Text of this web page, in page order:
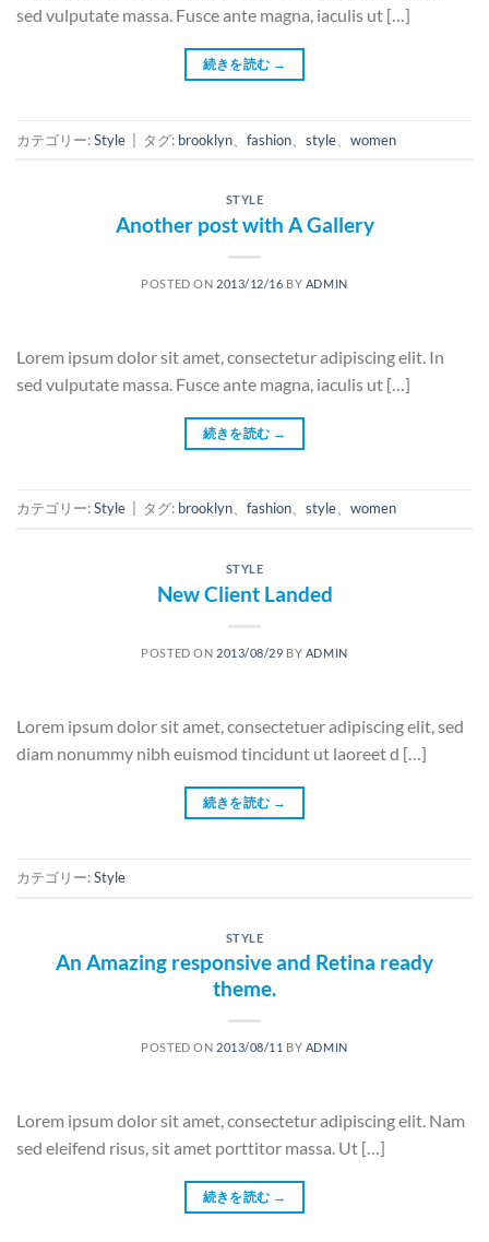
sed vulputate massa. Fusce ante magna, iaculis ut […]
続きを読む →
カテゴリー:Style タグ: brooklyn fashion style women
STYLE
Another post with A Gallery
POSTED ON 2013/12/16 BY ADMIN
Lorem ipsum dolor sit amet, consectetur adipiscing elit. In
sed vulputate massa. Fusce ante magna, iaculis ut […]
続きを読む →
カテゴリー:Style タグ: brooklyn、 fashion、 style、 women
STYLE
New Client Landed
POSTED ON 2013/08/29 BY ADMIN
Lorem ipsum dolor sit amet, consectetuer adipiscing elit, sed
diam nonummy nibh euismod tincidunt ut laoreet d […]
続きを読む →
カテゴリー:Style
STYLE
An Amazing responsive and Retina ready
theme.
POSTED ON 2013/08/11 BY ADMIN
Lorem ipsum dolor sit amet, consectetur adipiscing elit. Nam
sed eleifend risus, sit amet porttitor massa. Ut […]
続きを読む →